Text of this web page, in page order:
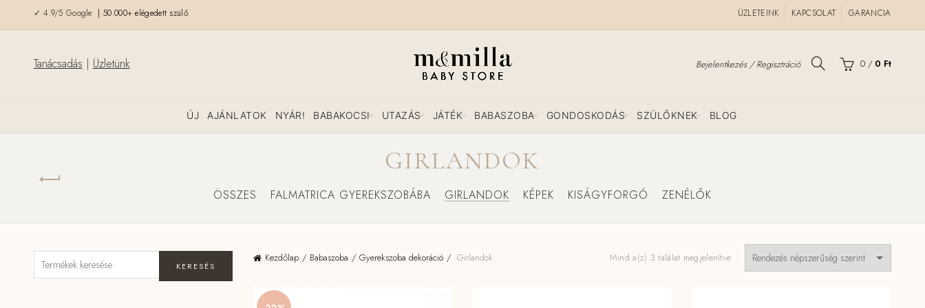
✓ 4.9/5 Google | 50.000+ elégedett szülő ÜZLETEINK KAPCSOLAT GARANCIA
Tanácsadás | Üzletünk Bejelentkezés / Regisztráció 0 / 0 Ft
ÚJ AJÁNLATOK NYÁR! BABAKOCSI UTAZÁS JÁTÉK BABASZOBA GONDOSKODÁS SZÜLŐKNEK BLOG
GIRLANDOK
ÖSSZES FALMATRICA GYEREKSZOBÁBA GIRLANDOK KÉPEK KISÁGYFORGÓ ZENÉLŐK
Kezdőlap Babaszoba Gyerekszoba dekoráció Girlandok Mind a(z) 3 találat megjelenítveSorted
KERESÉS